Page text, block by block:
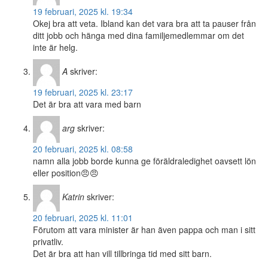
19 februari, 2025 kl. 19:34
Okej bra att veta. Ibland kan det vara bra att ta pauser från
ditt jobb och hänga med dina familjemedlemmar om det
inte är helg.
A skriver:
19 februari, 2025 kl. 23:17
Det är bra att vara med barn
arg skriver:
20 februari, 2025 kl. 08:58
namn alla jobb borde kunna ge föräldraledighet oavsett lön
eller position😠😠
Katrin skriver:
20 februari, 2025 kl. 11:01
Förutom att vara minister är han även pappa och man i sitt
privatliv.
Det är bra att han vill tillbringa tid med sitt barn.